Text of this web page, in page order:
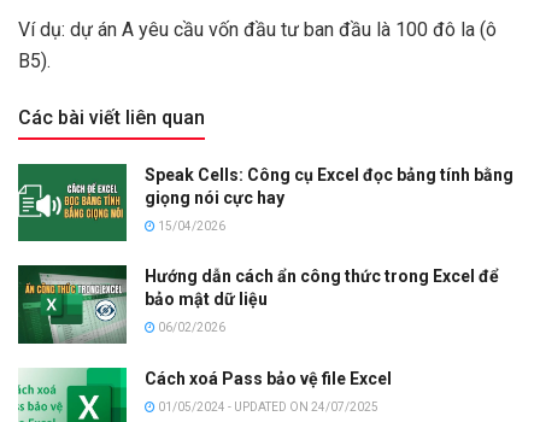
Ví dụ: dự án A yêu cầu vốn đầu tư ban đầu là 100 đô la (ô
B5).
Các bài viết liên quan
Speak Cells: Công cụ Excel đọc bảng tính bằng
giọng nói cực hay
15/04/2026
Hướng dẫn cách ẩn công thức trong Excel để
bảo mật dữ liệu
06/02/2026
Cách xoá Pass bảo vệ file Excel
01/05/2024 - UPDATED ON 24/07/2025